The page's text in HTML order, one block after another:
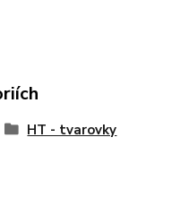
HT - tvarovky